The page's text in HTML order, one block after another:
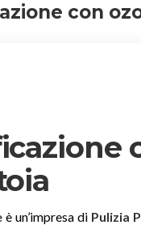
con
è un’impresa di Pulizia